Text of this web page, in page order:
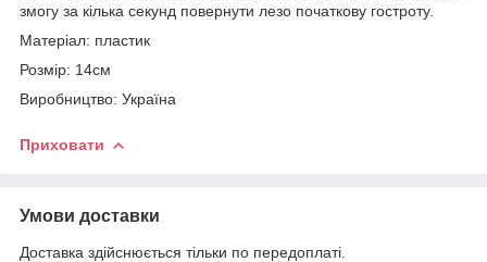
змогу за кілька секунд повернути лезо початкову гостроту.
Матеріал: пластик
Розмір: 14см
Виробництво: Україна
Приховати
Умови доставки
Доставка здійснюється тільки по передоплаті.